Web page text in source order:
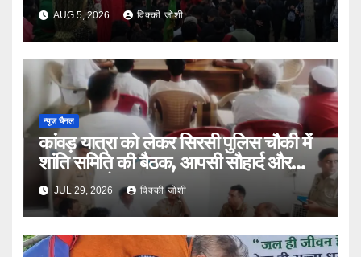
AUG 5, 2026 विक्की जोशी
न्यूज़ चैनल
कांवड़ यात्रा को लेकर सिरसी पुलिस चौकी में
शांति समिति की बैठक, आपसी सौहार्द और
सुरक्षा पर जोर
JUL 29, 2026 विक्की जोशी